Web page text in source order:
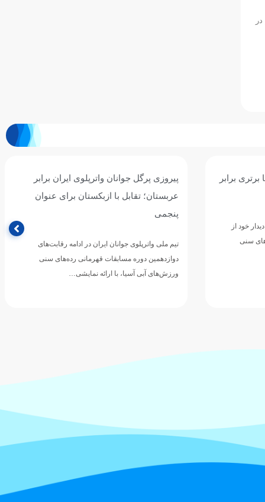
برابر
عنوان
سنی
سومین برد جوانان واترپلوی ایران با شکست
پرگل سریلانکا/ نوبت به قزاقستان رسید
تیم ملی واترپلوی جوانان ایران در چهارمین دیدار خود از
مرحله گروهی دوازدهمین دوره مسابقات قهرمانی
رده‌های سنی ورزش‌های آبی…